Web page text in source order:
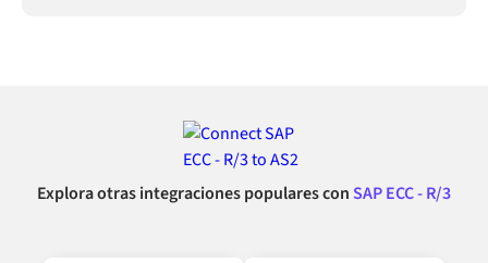
Explora otras integraciones populares conSAP ECC - R/3